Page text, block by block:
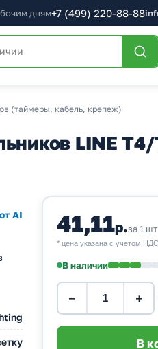
дням+7 (499) 220-88-88
(таймеры, кабель, крепеж)
LINE T4/
AI
41,11р.за 1 шт
* цена указана с учетом НДС.
В наличии
− +